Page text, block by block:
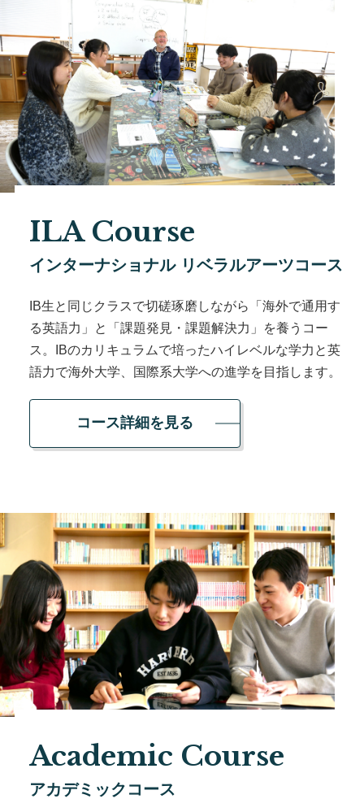
ILA Course
インターナショナル リベラルアーツコース
IB生と同じクラスで切磋琢磨しながら「海外で通用す
る英語力」と「課題発見・課題解決力」を養うコー
ス。IBのカリキュラムで培ったハイレベルな学力と英
語力で海外大学、国際系大学への進学を目指します。
コース詳細を見る
Academic Course
アカデミックコース